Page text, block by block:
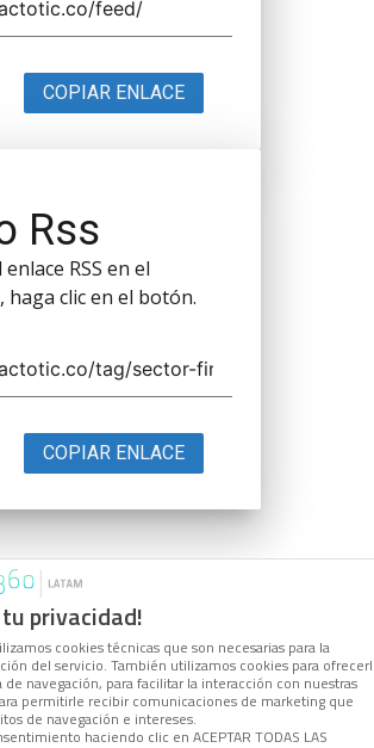
privacidad!
cookies técnicas que son necesarias para la
del servicio. También utilizamos cookies para
navegación, para facilitar la interacción con nuestras
permitirle recibir comunicaciones de marketing que
de navegación e intereses.
haciendo clic en ACEPTAR TODAS LAS
COPIAR ENLACE
Rss
RSS en el
clic en el botón.
COPIAR ENLACE